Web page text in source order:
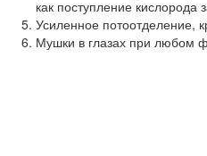
как поступление кислорода
Усиленное потоотделение,
Мушки в глазах при любом